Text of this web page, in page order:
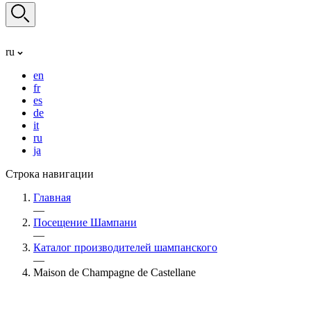
ru
en
fr
es
de
it
ru
ja
Строка навигации
Главная
—
Посещение Шампани
—
Каталог производителей шампанского
—
Maison de Champagne de Castellane